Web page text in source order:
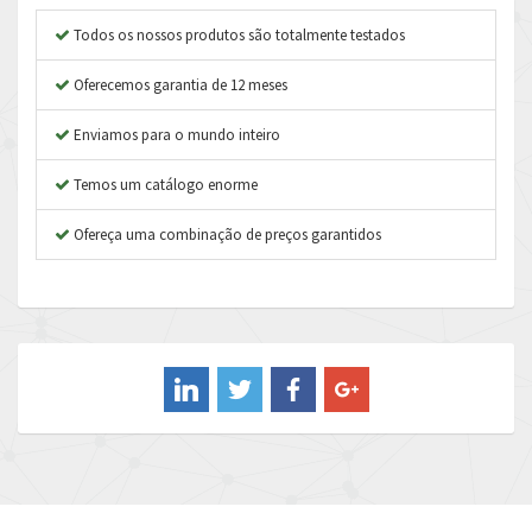
Apex Dynamics
Asco Numatics
Atos
4,205
Aventics
B&R
Barber Colman
Todos os nossos produtos são totalmente testados
Oferecemos garantia de 12 meses
Enviamos para o mundo inteiro
Temos um catálogo enorme
Ofereça uma combinação de preços garantidos